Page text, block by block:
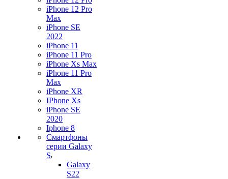
iPhone 12 Pro
Max
iPhone SE
2022
iPhone 11
iPhone 11 Pro
iPhone Xs Max
iPhone 11 Pro
Max
iPhone XR
IPhone Xs
iPhone SE
2020
Iphone 8
Смартфоны
серии Galaxy
S
Galaxy
S22